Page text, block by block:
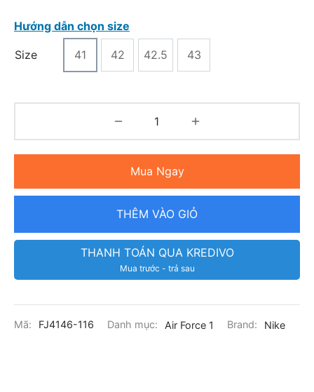
Hướng dẫn chọn size
Size 41 42 42.5 43
Mua Ngay
THÊM VÀO GIỎ
THANH TOÁN QUA KREDIVO
Mua trước - trả sau
Mã: FJ4146-116 Danh mục: Air Force 1 Brand: Nike